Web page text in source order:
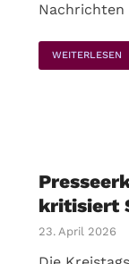
Nachrichten
WEITERLESEN
kritisiert
23. April 2026